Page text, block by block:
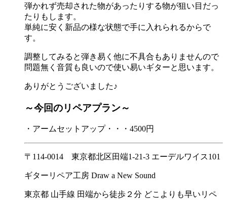
弾かれず売却された物があったりする物が狙い目だっ
たりもします。
単純に安く新品の様な状態で手に入れられるからで
す。
調整してみると弾き易く他に不具合もありませんので
問題無く音質も良いので使い易いギターと思います。
ありがとうございました♪
～今回のリペアプラン～
・アームセットアップ・・・4500円
〒114-0014 東京都北区田端1-21-3 エーデルワイス101
ギターリペア工房 Draw a New Sound
東京都 山手線 田端から徒歩２分 どこよりも早いリペ